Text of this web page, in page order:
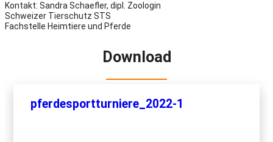
Kontakt: Sandra Schaefler, dipl. Zoologin
Schweizer Tierschutz STS
Fachstelle Heimtiere und Pferde
Download
pferdesportturniere_2022-1